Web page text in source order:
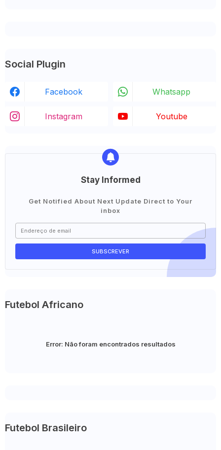
Social Plugin
Facebook Whatsapp
Instagram Youtube
Stay Informed
Get Notified About Next Update Direct to Your
inbox
Futebol Africano
Error: Não foram encontrados resultados
Futebol Brasileiro